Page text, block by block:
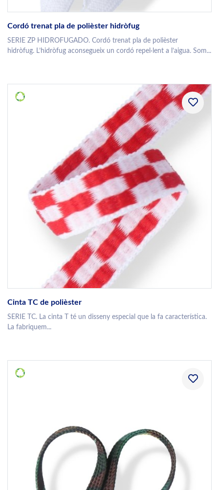
Cordó trenat pla de polièster hidròfug
SERIE ZP HIDROFUGADO. Cordó trenat pla de polièster
hidròfug. L’hidròfug aconsegueix un cordó repel·lent a l’aigua. Som...
Cinta TC de polièster
SERIE TC. La cinta T té un disseny especial que la fa característica.
La fabriquem...